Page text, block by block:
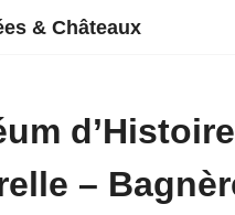
& Châteaux
d’Histoire
–